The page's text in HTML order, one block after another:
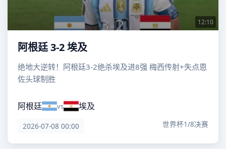
12:10
阿根廷 3-2 埃及
绝地大逆转！阿根廷3-2绝杀埃及进8强 梅西传射+失点恩
佐头球制胜
阿根廷 vs 埃及
2026-07-08 00:00 世界杯1/8决赛